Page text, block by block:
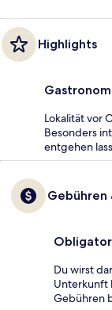
Highlights
Lokalität vor
Besonders
entgehen
Gebühren
Du wirst
Unterkunft
Gebühren